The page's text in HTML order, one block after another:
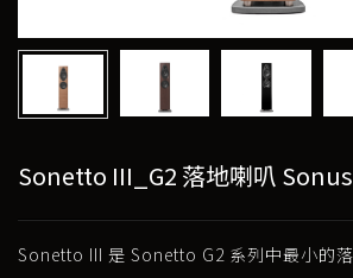
Sonetto III_G2 落地喇叭
Sonetto III 是 Sonetto G2 系列中最小的落